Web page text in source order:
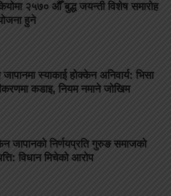
२५७० औँ बुद्ध जयन्ती विशेष समारोह
हुने
स्याकाई होक्केन अनिवार्य: भिसा
कडाइ, नियम नमाने जोखिम
जापानको निर्णयप्रति गुरुङ समाजको
विधान मिचेको आरोप